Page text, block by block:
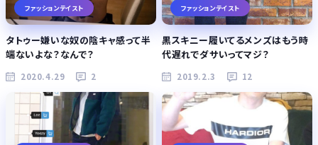
ファッションテイスト
タトゥー嫌いな奴の陰キャ感って半
端ないよな？なんで？
2020.4.29 2
ファッションテイスト
黒スキニー履いてるメンズはもう時
代遅れでダサいってマジ？
2019.2.3 12